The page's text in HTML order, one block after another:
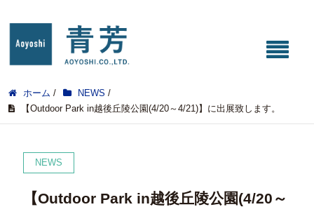
ホーム / NEWS /
【Outdoor Park in越後丘陵公園(4/20～4/21)】に出展致します。
NEWS
【Outdoor Park in越後丘陵公園(4/20～